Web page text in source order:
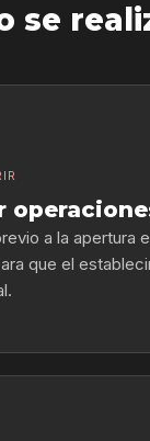
se
a la apertura
que el